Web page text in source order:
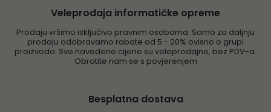
Veleprodaja informatičke opreme
Prodaju vršimo isključivo pravnim osobama. Samo za daljnju
prodaju odobravamo rabate od 5 - 20% ovisno o grupi
proizvoda. Sve navedene cijene su veleprodajne, bez PDV-a.
Obratite nam se s povjerenjem
Besplatna dostava